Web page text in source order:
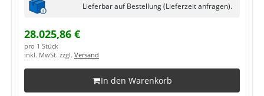
Lieferbar auf Bestellung (Lieferzeit anfragen).
28.025,86 €
pro 1 Stück
inkl. MwSt. zzgl. Versand
In den Warenkorb